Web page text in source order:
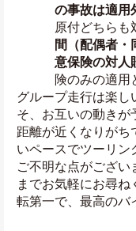
の事故は適用
原付どちらも
間（配偶者・
意保険の対人
険のみの適用
グループ走行は楽し
そ、お互いの動きが
距離が近くなりがち
いペースでツーリン
ご不明な点がござい
までお気軽にお尋
転第一で、最高のバ